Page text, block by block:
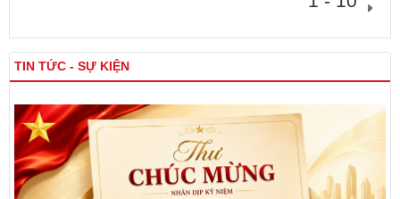
TIN TỨC - SỰ KIỆN